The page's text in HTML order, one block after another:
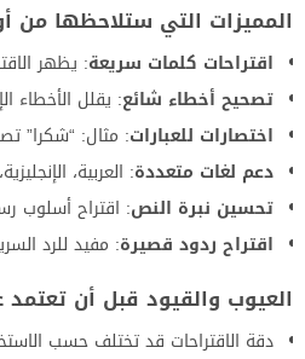
المميزات التي ستلاحظها من
اقتراحات كلمات سريعة: يظهر
تصحيح أخطاء شائع: يقلل الأخطاء
اختصارات للعبارات: مثال: “شكرا”
دعم لغات متعددة: العربية،
تحسين نبرة النص: اقتراح أسلوب
اقتراح ردود قصيرة: مفيد للرد
العيوب والقيود قبل أن تعتمد
دقة الاقتراحات قد تختلف حسب